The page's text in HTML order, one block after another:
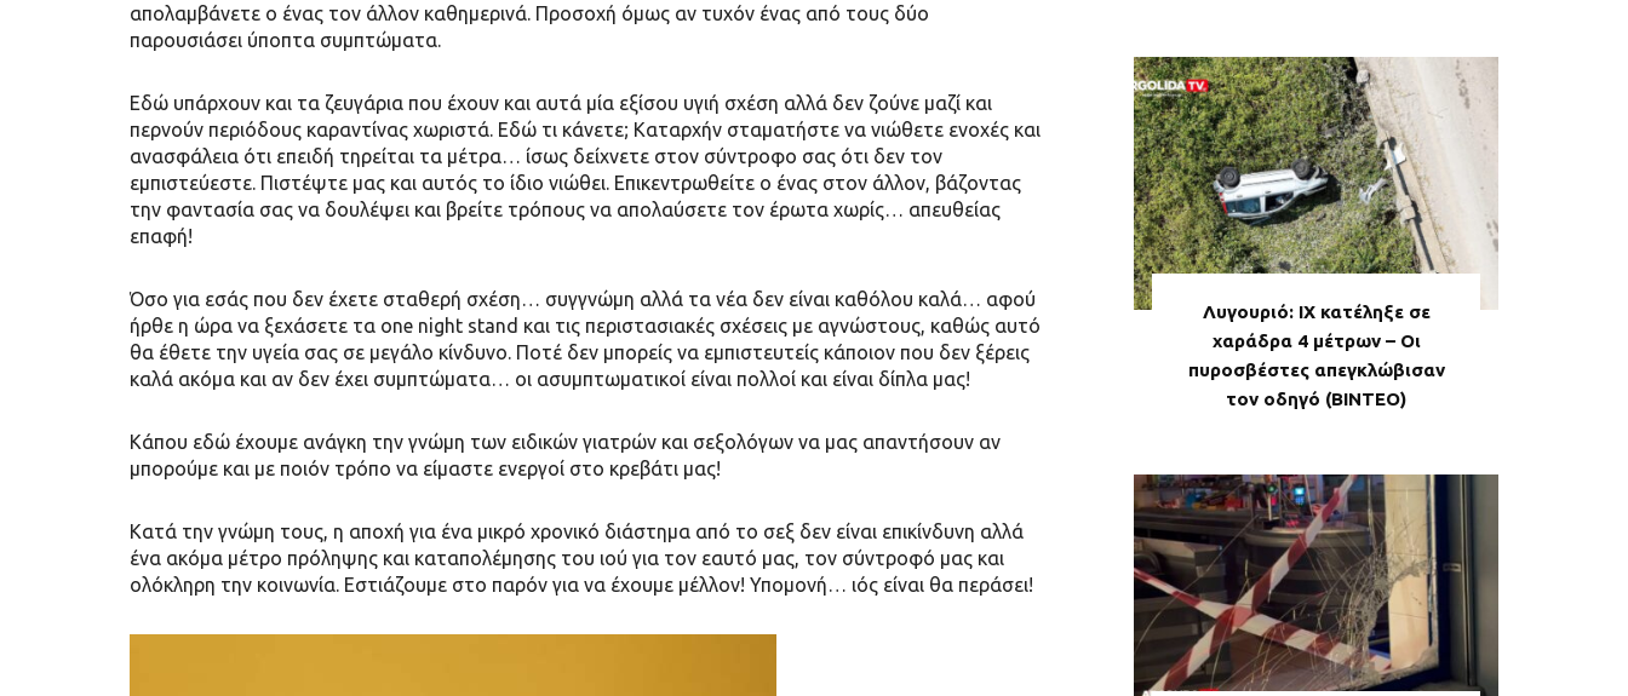
απολαμβάνετε ο ένας τον άλλον καθημερινά. Προσοχή όμως αν τυχόν ένας από τους δύο
παρουσιάσει ύποπτα συμπτώματα.
Εδώ υπάρχουν και τα ζευγάρια που έχουν και αυτά μία εξίσου υγιή σχέση αλλά δεν ζούνε μαζί και
περνούν περιόδους καραντίνας χωριστά. Εδώ τι κάνετε; Καταρχήν σταματήστε να νιώθετε ενοχές και
ανασφάλεια ότι επειδή τηρείται τα μέτρα… ίσως δείχνετε στον σύντροφο σας ότι δεν τον
εμπιστεύεστε. Πιστέψτε μας και αυτός το ίδιο νιώθει. Επικεντρωθείτε ο ένας στον άλλον, βάζοντας
την φαντασία σας να δουλέψει και βρείτε τρόπους να απολαύσετε τον έρωτα χωρίς… απευθείας
επαφή!
Όσο για εσάς που δεν έχετε σταθερή σχέση… συγγνώμη αλλά τα νέα δεν είναι καθόλου καλά… αφού
ήρθε η ώρα να ξεχάσετε τα one night stand και τις περιστασιακές σχέσεις με αγνώστους, καθώς αυτό
θα έθετε την υγεία σας σε μεγάλο κίνδυνο. Ποτέ δεν μπορείς να εμπιστευτείς κάποιον που δεν ξέρεις
καλά ακόμα και αν δεν έχει συμπτώματα… οι ασυμπτωματικοί είναι πολλοί και είναι δίπλα μας!
Κάπου εδώ έχουμε ανάγκη την γνώμη των ειδικών γιατρών και σεξολόγων να μας απαντήσουν αν
μπορούμε και με ποιόν τρόπο να είμαστε ενεργοί στο κρεβάτι μας!
Κατά την γνώμη τους, η αποχή για ένα μικρό χρονικό διάστημα από το σεξ δεν είναι επικίνδυνη αλλά
ένα ακόμα μέτρο πρόληψης και καταπολέμησης του ιού για τον εαυτό μας, τον σύντροφό μας και
ολόκληρη την κοινωνία. Εστιάζουμε στο παρόν για να έχουμε μέλλον! Υπομονή… ιός είναι θα περάσει!
Λυγουριό: ΙΧ κατέληξε σε
χαράδρα 4 μέτρων – Οι
πυροσβέστες απεγκλώβισαν
τον οδηγό (ΒΙΝΤΕΟ)